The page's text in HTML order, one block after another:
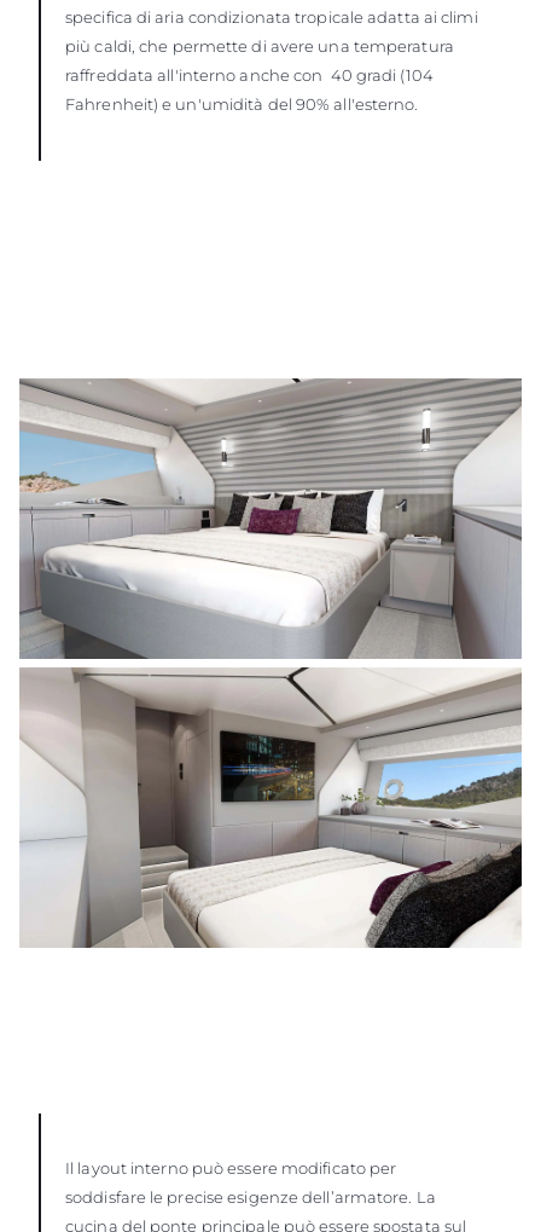
specifica di aria condizionata tropicale adatta ai climi
più caldi, che permette di avere una temperatura
raffreddata all'interno anche con 40 gradi (104
Fahrenheit) e un'umidità del 90% all'esterno.
Il layout interno può essere modificato per
soddisfare le precise esigenze dell’armatore. La
cucina del ponte principale può essere spostata sul